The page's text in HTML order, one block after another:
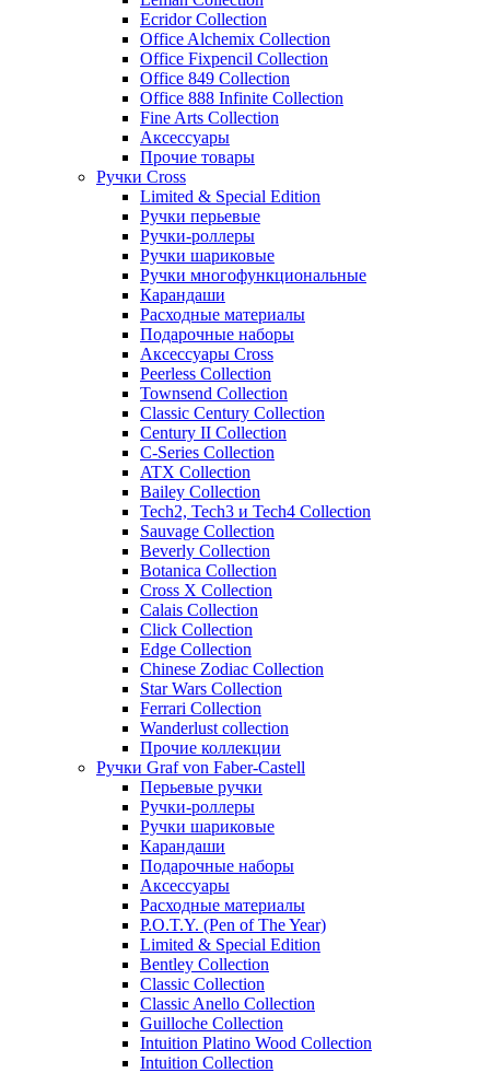
Ecridor Collection
Office Alchemix Collection
Office Fixpencil Collection
Office 849 Collection
Office 888 Infinite Collection
Fine Arts Collection
Аксессуары
Прочие товары
Ручки Cross
Limited & Special Edition
Ручки перьевые
Ручки-роллеры
Ручки шариковые
Ручки многофункциональные
Карандаши
Расходные материалы
Подарочные наборы
Аксессуары Cross
Peerless Collection
Townsend Collection
Classic Century Collection
Century II Collection
C-Series Collection
ATX Collection
Bailey Collection
Tech2, Tech3 и Tech4 Collection
Sauvage Collection
Beverly Collection
Botanica Collection
Cross X Collection
Calais Collection
Click Collection
Edge Collection
Chinese Zodiac Collection
Star Wars Collection
Ferrari Collection
Wanderlust collection
Прочие коллекции
Ручки Graf von Faber-Castell
Перьевые ручки
Ручки-роллеры
Ручки шариковые
Карандаши
Подарочные наборы
Аксессуары
Расходные материалы
P.O.T.Y. (Pen of The Year)
Limited & Special Edition
Bentley Collection
Classic Collection
Classic Anello Collection
Guilloche Collection
Intuition Platino Wood Collection
Intuition Collection